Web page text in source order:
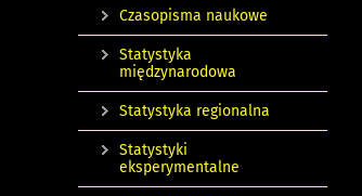
Czasopisma naukowe
Statystyka
międzynarodowa
Statystyka regionalna
Statystyki
eksperymentalne